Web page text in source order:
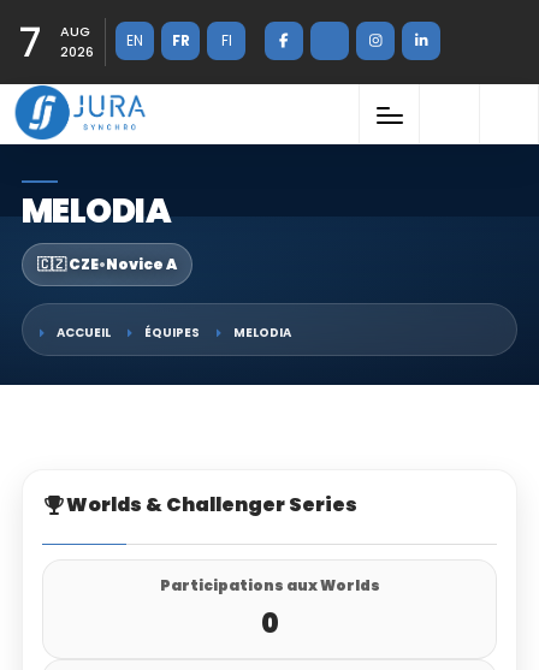
7
AUG
2026
EN FR FI
MELODIA
🇨🇿 CZE•Novice A
ACCUEIL ÉQUIPES MELODIA
Worlds & Challenger Series
Participations aux Worlds
0